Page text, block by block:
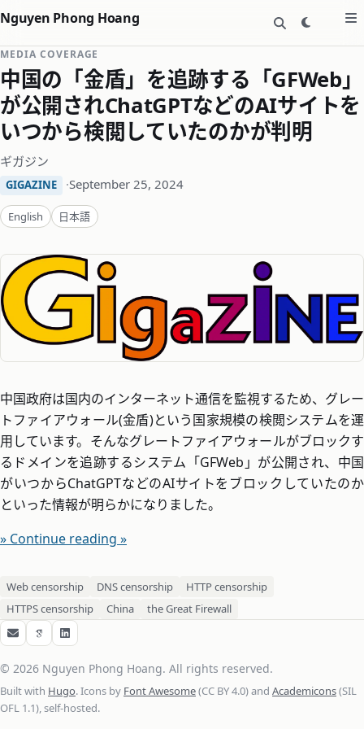
Nguyen Phong Hoang
MEDIA COVERAGE
中国の「金盾」を追跡する「GFWeb」
が公開されChatGPTなどのAIサイトを
いつから検閲していたのかが判明
ギガジン
GIGAZINE ·September 25, 2024
English 日本語
中国政府は国内のインターネット通信を監視するため、グレー
トファイアウォール(金盾)という国家規模の検閲システムを運
用しています。そんなグレートファイアウォールがブロックす
るドメインを追跡するシステム「GFWeb」が公開され、中国
がいつからChatGPTなどのAIサイトをブロックしていたのか
といった情報が明らかになりました。
» Continue reading »
Web censorship DNS censorship
HTTP censorship
HTTPS censorship
China the Great Firewall
EmailGoogle Scholar
LinkedIn
© 2026 Nguyen Phong Hoang. All rights reserved.
Built with Hugo. Icons by Font Awesome(CC BY 4.0) and Academicons(SIL
OFL 1.1), self-hosted.